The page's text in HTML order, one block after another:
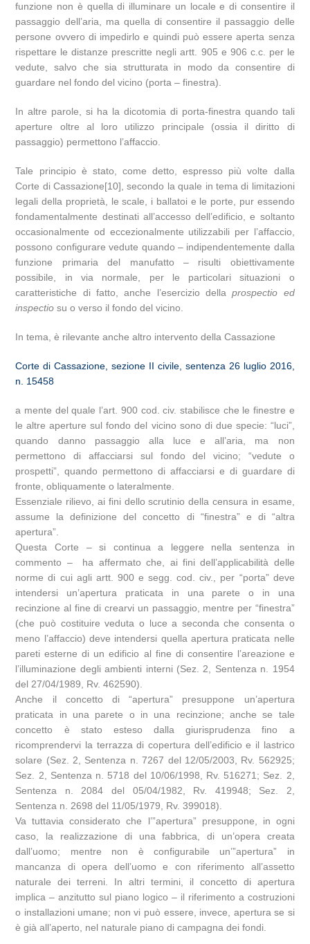
funzione non è quella di illuminare un locale e di consentire il
passaggio dell’aria, ma quella di consentire il passaggio delle
persone ovvero di impedirlo e quindi può essere aperta senza
rispettare le distanze prescritte negli artt. 905 e 906 c.c. per le
vedute, salvo che sia strutturata in modo da consentire di
guardare nel fondo del vicino (porta – finestra).
In altre parole, si ha la dicotomia di porta-finestra quando tali
aperture oltre al loro utilizzo principale (ossia il diritto di
passaggio) permettono l’affaccio.
Tale principio è stato, come detto, espresso più volte dalla
Corte di Cassazione[10], secondo la quale in tema di limitazioni
legali della proprietà, le scale, i ballatoi e le porte, pur essendo
fondamentalmente destinati all’accesso dell’edificio, e soltanto
occasionalmente od eccezionalmente utilizzabili per l’affaccio,
possono configurare vedute quando – indipendentemente dalla
funzione primaria del manufatto – risulti obiettivamente
possibile, in via normale, per le particolari situazioni o
caratteristiche di fatto, anche l’esercizio dellaprospectio ed
inspectiosu o verso il fondo del vicino.
In tema, è rilevante anche altro intervento della Cassazione
Corte di Cassazione, sezione II civile, sentenza 26 luglio 2016,
n. 15458
a mente del quale l’art. 900 cod. civ. stabilisce che le finestre e
le altre aperture sul fondo del vicino sono di due specie: “luci”,
quando danno passaggio alla luce e all’aria, ma non
permettono di affacciarsi sul fondo del vicino; “vedute o
prospetti”, quando permettono di affacciarsi e di guardare di
fronte, obliquamente o lateralmente.
Essenziale rilievo, ai fini dello scrutinio della censura in esame,
assume la definizione del concetto di “finestra” e di “altra
apertura”.
Questa Corte – si continua a leggere nella sentenza in
commento – ha affermato che, ai fini dell’applicabilità delle
norme di cui agli artt. 900 e segg. cod. civ., per “porta” deve
intendersi un’apertura praticata in una parete o in una
recinzione al fine di crearvi un passaggio, mentre per “finestra”
(che può costituire veduta o luce a seconda che consenta o
meno l’affaccio) deve intendersi quella apertura praticata nelle
pareti esterne di un edificio al fine di consentire l’areazione e
l’illuminazione degli ambienti interni (Sez. 2, Sentenza n. 1954
del 27/04/1989, Rv. 462590).
Anche il concetto di “apertura” presuppone un’apertura
praticata in una parete o in una recinzione; anche se tale
concetto è stato esteso dalla giurisprudenza fino a
ricomprendervi la terrazza di copertura dell’edificio e il lastrico
solare (Sez. 2, Sentenza n. 7267 del 12/05/2003, Rv. 562925;
Sez. 2, Sentenza n. 5718 del 10/06/1998, Rv. 516271; Sez. 2,
Sentenza n. 2084 del 05/04/1982, Rv. 419948; Sez. 2,
Sentenza n. 2698 del 11/05/1979, Rv. 399018).
Va tuttavia considerato che l’”apertura” presuppone, in ogni
caso, la realizzazione di una fabbrica, di un’opera creata
dall’uomo; mentre non è configurabile un’”apertura” in
mancanza di opera dell’uomo e con riferimento all’assetto
naturale dei terreni. In altri termini, il concetto di apertura
implica – anzitutto sul piano logico – il riferimento a costruzioni
o installazioni umane; non vi può essere, invece, apertura se si
è già all’aperto, nel naturale piano di campagna dei fondi.